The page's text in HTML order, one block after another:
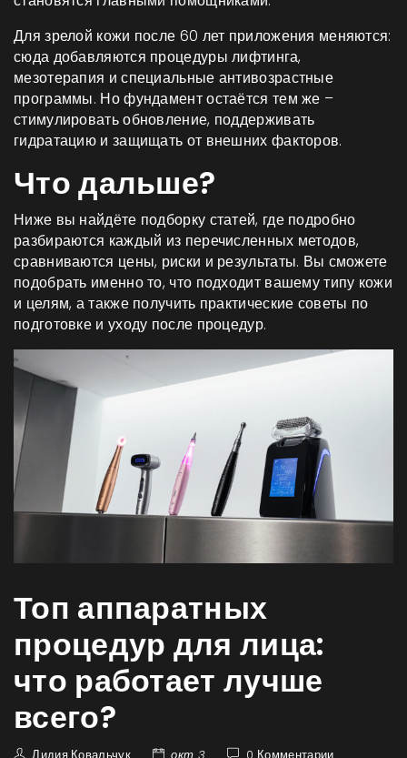
Для зрелой кожи после 60 лет приложения меняются:
сюда добавляются процедуры лифтинга,
мезотерапия и специальные антивозрастные
программы. Но фундамент остаётся тем же –
стимулировать обновление, поддерживать
гидратацию и защищать от внешних факторов.
Что дальше?
Ниже вы найдёте подборку статей, где подробно
разбираются каждый из перечисленных методов,
сравниваются цены, риски и результаты. Вы сможете
подобрать именно то, что подходит вашему типу кожи
и целям, а также получить практические советы по
подготовке и уходу после процедур.
Топ аппаратных
процедур для лица:
что работает лучше
всего?